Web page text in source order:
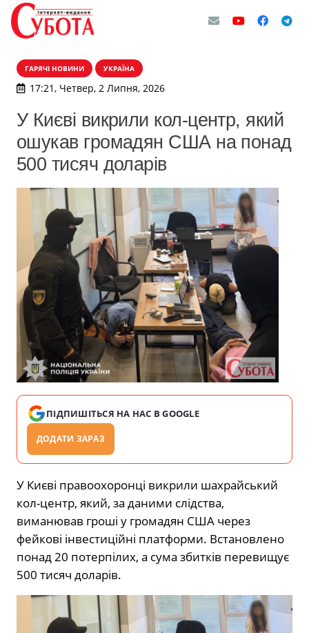
ГАРЯЧІ НОВИНИ УКРАЇНА
17:21, Четвер, 2 Липня, 2026
У Києві викрили кол-центр, який
ошукав громадян США на понад
500 тисяч доларів
ПІДПИШІТЬСЯ НА НАС В GOOGLE
ДОДАТИ ЗАРАЗ
У Києві правоохоронці викрили шахрайський
кол-центр, який, за даними слідства,
виманював гроші у громадян США через
фейкові інвестиційні платформи. Встановлено
понад 20 потерпілих, а сума збитків перевищує
500 тисяч доларів.